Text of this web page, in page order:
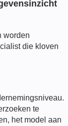
worden
die kloven
te
het model aan